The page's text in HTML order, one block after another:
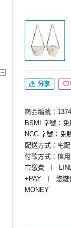
分享
商品編號：
BSMI 字號：免
NCC 字號：免
配送方式：宅配
付款方式：信
市繳費
︱
+PAY
︱ 悠遊
MONEY